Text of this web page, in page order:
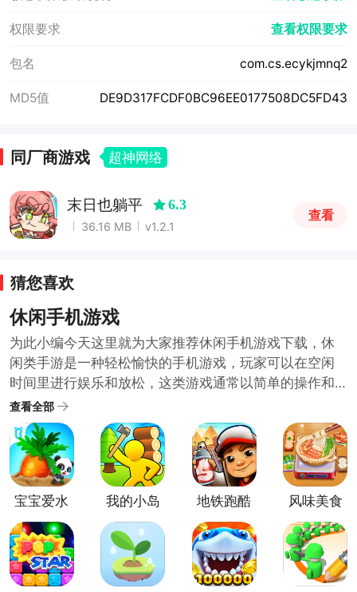
权限要求 查看权限要求
包名 com.cs.ecykjmnq2
MD5值 DE9D317FCDF0BC96EE0177508DC5FD43
同厂商游戏 超神网络
末日也躺平 6.3
36.16 MB v1.2.1
查看
猜您喜欢
休闲手机游戏
为此小编今天这里就为大家推荐休闲手机游戏下载，休
闲类手游是一种轻松愉快的手机游戏，玩家可以在空闲
时间里进行娱乐和放松，这类游戏通常以简单的操作和
可爱的图形设计为特点，让玩家能够轻松上手并享受游
戏过程，例如，一些经典的休闲类手游包括消除类游
戏、跳跃类游戏、解谜类游戏等，无需太多思考或投入
精力，休闲类手游可以帮助玩家放松身心，缓解压力。
感兴趣的臭宝宝们可以来下载一款试一试哦~
查看全部
宝宝爱水
果蔬菜官
方正版
我的小岛 地铁跑酷
风味美食
街正版